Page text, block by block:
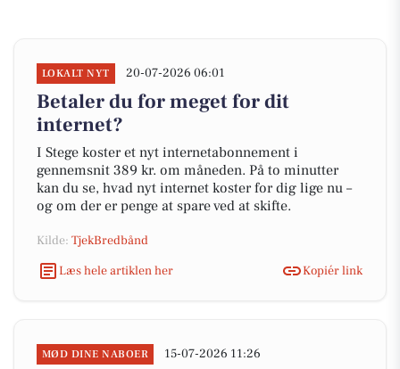
LOKALT NYT 20-07-2026 06:01
Betaler du for meget for dit
internet?
I Stege koster et nyt internetabonnement i
gennemsnit 389 kr. om måneden. På to minutter
kan du se, hvad nyt internet koster for dig lige nu –
og om der er penge at spare ved at skifte.
Kilde: TjekBredbånd
Læs hele artiklen her
Kopiér link
MØD DINE NABOER 15-07-2026 11:26